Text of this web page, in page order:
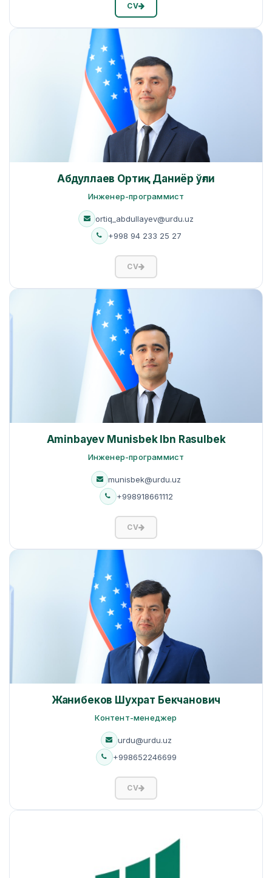
CV
Абдуллаев Ортиқ Даниёр ўғли
Инженер-программист
ortiq_abdullayev@urdu.uz
+998 94 233 25 27
CV
Aminbayev Munisbek Ibn Rasulbek
Инженер-программист
munisbek@urdu.uz
+998918661112
CV
Жанибеков Шухрат Бекчанович
Контент-менеджер
urdu@urdu.uz
+998652246699
CV